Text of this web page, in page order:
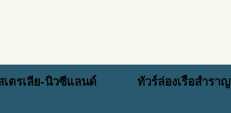
เตรเลีย-นิวซีแลนด์ ทัวร์ล่องเรือสำราญ